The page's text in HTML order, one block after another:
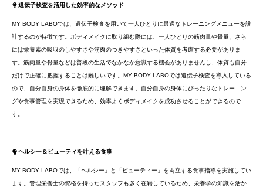
遺伝子検査を活用した効率的なメソッド
MY BODY LABOでは、遺伝子検査を用いて一人ひとりに最適なトレーニングメニューを設
計するのが特徴です。ボディメイクに取り組む際には、一人ひとりの筋肉量や骨量、さら
には栄養素の吸収のしやすさや筋肉のつきやすさといった体質を考慮する必要がありま
す。筋肉量や骨量などは普段の生活でなかなか意識する機会がありませんし、体質も自分
だけで正確に把握することは難しいです。MY BODY LABOでは遺伝子検査を導入している
ので、自分自身の身体を徹底的に理解できます。自分自身の身体にぴったりなトレーニン
グや食事管理を実現できるため、効率よくボディメイクを成功させることができるので
す。
ヘルシー＆ビューティを叶える食事
MY BODY LABOでは、「ヘルシー」と「ビューティー」を両立する食事指導を実施してい
ます。管理栄養士の資格を持ったスタッフも多く在籍しているため、栄養学の知識を活か